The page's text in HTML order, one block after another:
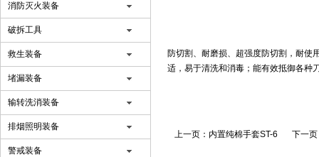
消防灭火装备
破拆工具
救生装备
堵漏装备
输转洗消装备
排烟照明装备
警戒装备
防切割、耐磨损、超强度防切割，耐使
适，易于清洗和消毒；能有效抵御各种
上一页： 内置纯棉手套ST-6 下一